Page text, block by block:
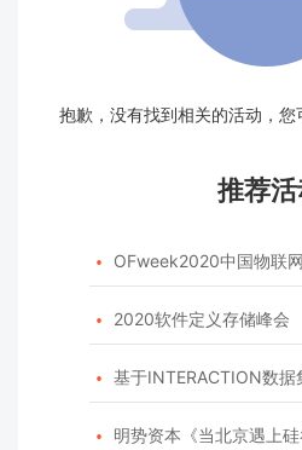
抱歉，没有找到相关的活动，
推荐活
 OFweek2020中国物联
 2020软件定义存储峰会
 基于INTERACTION数据集的
 明势资本《当北京遇上硅谷》系